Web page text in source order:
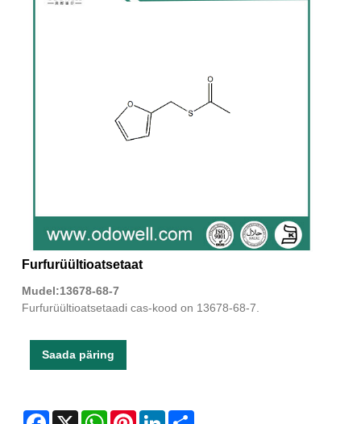
Furfurüültioatsetaat
Mudel:13678-68-7
Furfurüültioatsetaadi cas-kood on 13678-68-7.
Saada päring
Facebook
X WhatsAppPinterestLinkedIn